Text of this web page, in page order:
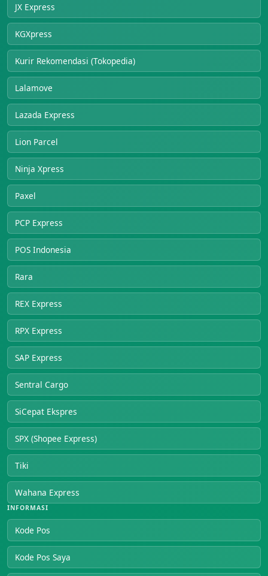
JX Express
KGXpress
Kurir Rekomendasi (Tokopedia)
Lalamove
Lazada Express
Lion Parcel
Ninja Xpress
Paxel
PCP Express
POS Indonesia
Rara
REX Express
RPX Express
SAP Express
Sentral Cargo
SiCepat Ekspres
SPX (Shopee Express)
Tiki
Wahana Express
INFORMASI
Kode Pos
Kode Pos Saya